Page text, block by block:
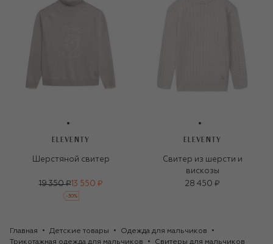
ELEVENTY
Шерстяной свитер
19 350 ₽13 550 ₽
-30%
ELEVENTY
Свитер из шерсти и
вискозы
28 450 ₽
Главная Детские товары
Одежда для мальчиков
Трикотажная одежда для мальчиков
Свитеры для мальчиков